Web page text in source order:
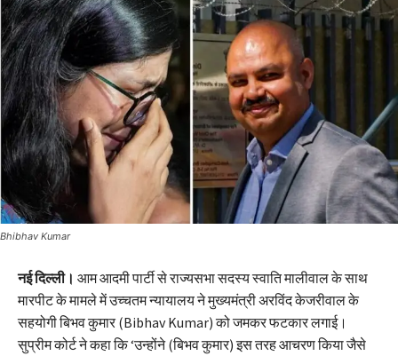
Bhibhav Kumar
नई दिल्ली। आम आदमी पार्टी से राज्यसभा सदस्य स्वाति मालीवाल के साथ
मारपीट के मामले में उच्चतम न्यायालय ने मुख्यमंत्री अरविंद केजरीवाल के
सहयोगी बिभव कुमार (Bibhav Kumar) को जमकर फटकार लगाई।
सुप्रीम कोर्ट ने कहा कि ‘उन्होंने (बिभव कुमार) इस तरह आचरण किया जैसे